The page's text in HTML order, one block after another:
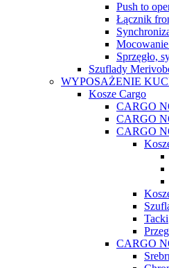
Push to
Łącznik
Sprzęgło,
Szuflady
WYPOSAŻENIE
Kosze Cargo
CARGO
CARGO
CARGO
Tacki
CARGO